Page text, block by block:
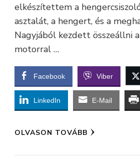
elkészítettem a
asztalát, a hengert, és a
Nagyjából kezdett összeállni
motorral …
Facebook Viber
LinkedIn E-Mail
OLVASON TOVÁBB